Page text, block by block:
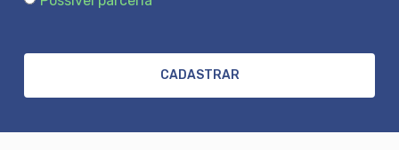
CADASTRAR